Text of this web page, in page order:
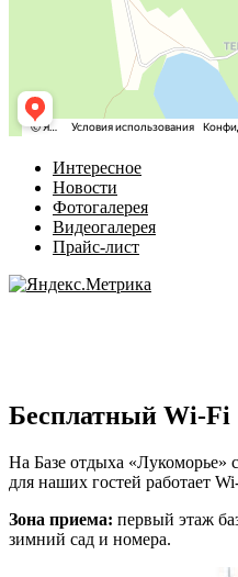
Интересное
Новости
Фотогалерея
Видеогалерея
Прайс-лист
Бесплатный Wi-Fi
На Базе отдыха «Лукоморье»
для наших гостей работает
Зона приема: первый этаж
зимний сад и номера.